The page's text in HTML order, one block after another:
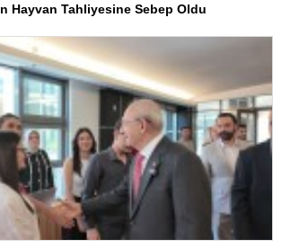
Hayvan Tahliyesine Sebep Oldu